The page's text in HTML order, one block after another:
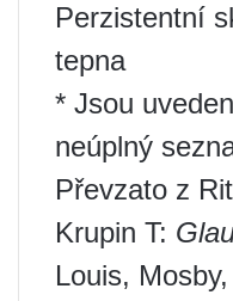
Perzistentní
tepna
* Jsou
neúplný
Převzato z
Krupin T:
Louis,